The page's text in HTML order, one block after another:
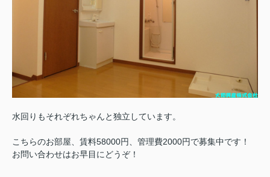
水回りもそれぞれちゃんと独立しています。
こちらのお部屋、賃料58000円、管理費2000円で募集中です！
お問い合わせはお早目にどうぞ！